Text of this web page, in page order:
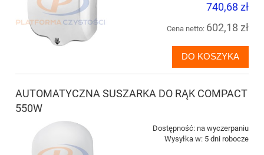
740,68 zł
Cena netto: 602,18 zł
DO KOSZYKA
AUTOMATYCZNA SUSZARKA DO RĄK COMPACT
550W
Dostępność: na wyczerpaniu
Wysyłka w: 5 dni robocze